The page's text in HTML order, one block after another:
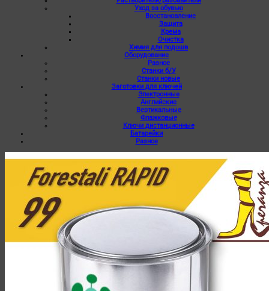
Уход за обувью
Восстановление
Защита
Крема
Очистка
Химия для подошв
Оборудование
Разное
Станки б/У
Станки новые
Заготовки для ключей
Электронные
Английские
Вертикальные
Флажковые
Ключи дистанционные
Батарейки
Разное